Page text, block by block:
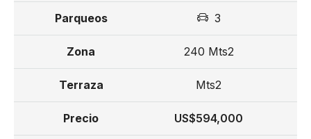
Extractor.
Lavadora-secadora.
Terminaciones
3
240 Mts2
Mts2
US$594,000